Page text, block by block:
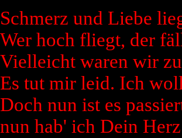
Schmerz und Liebe
Wer hoch fliegt, der
Vielleicht waren wir
Es tut mir leid. Ich
Doch nun ist es
nun hab' ich Dein